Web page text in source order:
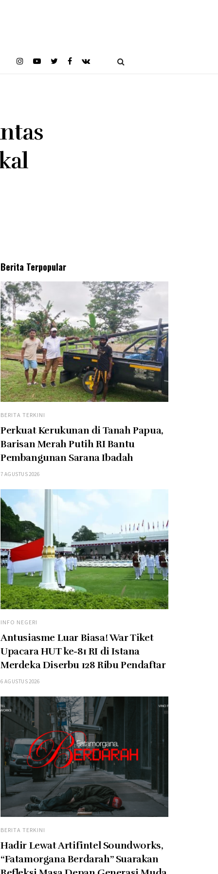
Berita Terpopular
BERITA TERKINI
Perkuat Kerukunan di Tanah Papua,
Barisan Merah Putih RI Bantu
Pembangunan Sarana Ibadah
7 AGUSTUS 2026
INFO NEGERI
Antusiasme Luar Biasa! War Tiket
Upacara HUT ke-81 RI di Istana
Merdeka Diserbu 128 Ribu Pendaftar
6 AGUSTUS 2026
BERITA TERKINI
Hadir Lewat Artifintel Soundworks,
“Fatamorgana Berdarah” Suarakan